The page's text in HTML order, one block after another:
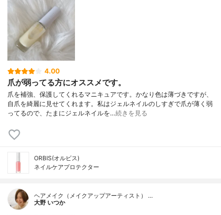
4.00
爪が弱ってる方にオススメです。
爪を補強、保護してくれるマニキュアです。かなり色は薄づきですが、
自爪を綺麗に見せてくれます。私はジェルネイルのしすぎで爪が薄く弱
ってるので、たまにジェルネイルを…続きを見る
ORBIS(オルビス)
ネイルケアプロテクター
ヘアメイク（メイクアップアーティスト） …
大野 いつか